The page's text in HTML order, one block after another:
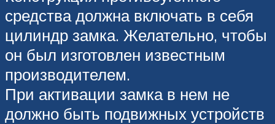
средства должна включать в себя
цилиндр замка. Желательно, чтобы
он был изготовлен известным
производителем.
При активации замка в нем не
должно быть подвижных устройств